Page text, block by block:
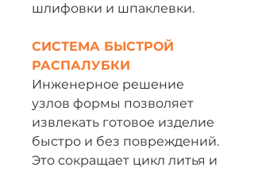
шлифовки и шпаклевки.
СИСТЕМА БЫСТРОЙ
РАСПАЛУБКИ
Инженерное решение
узлов формы позволяет
извлекать готовое изделие
быстро и без повреждений.
Это сокращает цикл литья и